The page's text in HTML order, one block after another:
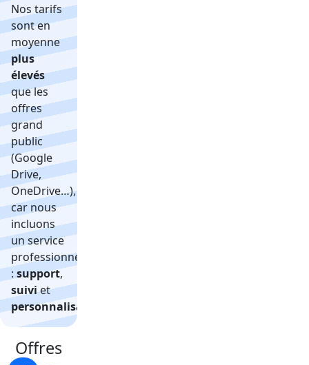
Nos tarifs
sont en
moyenne
plus
élevés
que les
offres
grand
public
(Google
Drive,
OneDrive…),
car nous
incluons
un service
professionnel
: support,
suiviet
personnalisation
Offres